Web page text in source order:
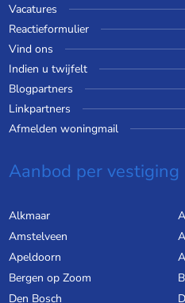
Vacatures
Reactieformulier
Vind ons
Indien u twijfelt
Blogpartners
Linkpartners
Afmelden woningmail
Aanbod per vestiging
Alkmaar
Amstelveen
Apeldoorn
Bergen op Zoom
Den Bosch